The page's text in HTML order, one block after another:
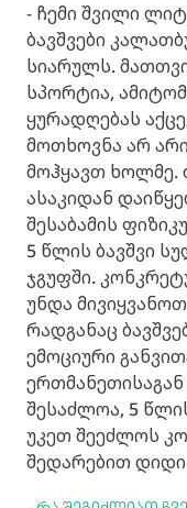
- ჩემი შვილი
ბავშვები
სიარულს.
სპორტია,
ყურადღებას
მოთხოვნა არ
მოჰყავთ ხოლმე.
ასაკიდან
შესაბამის
5 წლის ბავშვი
ჯგუფში.
უნდა
რადგანაც
ემოციური
ერთმანეთისაგან
შესაძლოა, 5
უკეთ შეეძლოს
შედარებით დიდი